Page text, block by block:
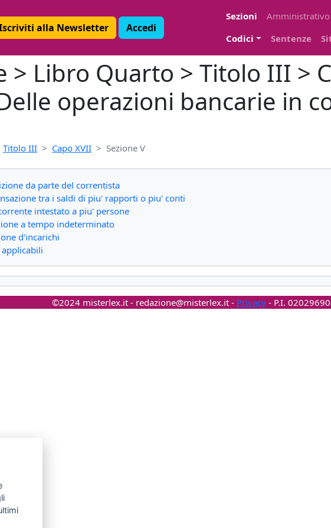
alla Newsletter Accedi
Sezioni
Amministrativo
Codici
Sentenze
> Libro Quarto > Titolo III >
operazioni bancarie in
Titolo III Capo XVII Sezione V
da parte del correntista
tra i saldi di piu' rapporti o piu' conti
intestato a piu' persone
a tempo indeterminato
d'incarichi
©2024 misterlex.it - redazione@misterlex.it- Privacy- P.I.